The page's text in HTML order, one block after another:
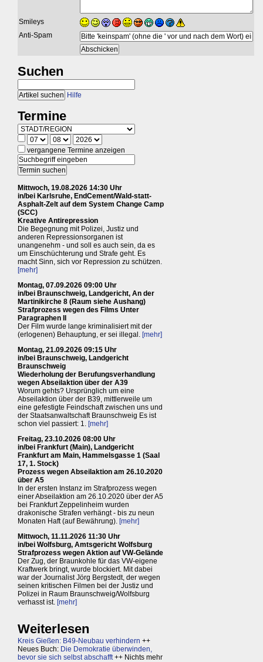
Smileys
Anti-Spam
Suchen
Hilfe
Termine
vergangene Termine anzeigen
Mittwoch, 19.08.2026 14:30 Uhr
in/bei Karlsruhe, EndCement/Wald-statt-
Asphalt-Zelt auf dem System Change Camp
(SCC)
Kreative Antirepression
Die Begegnung mit Polizei, Justiz und
anderen Repressionsorganen ist
unangenehm - und soll es auch sein, da es
um Einschüchterung und Strafe geht. Es
macht Sinn, sich vor Repression zu schützen.
[mehr]
Montag, 07.09.2026 09:00 Uhr
in/bei Braunschweig, Landgericht, An der
Martinikirche 8 (Raum siehe Aushang)
Strafprozess wegen des Films Unter
Paragraphen II
Der Film wurde lange kriminalisiert mit der
(erlogenen) Behauptung, er sei illegal. [mehr]
Montag, 21.09.2026 09:15 Uhr
in/bei Braunschweig, Landgericht
Braunschweig
Wiederholung der Berufungsverhandlung
wegen Abseilaktion über der A39
Worum gehts? Ursprünglich um eine
Abseilaktion über der B39, mittlerweile um
eine gefestigte Feindschaft zwischen uns und
der Staatsanwaltschaft Braunschweig Es ist
schon viel passiert: 1. [mehr]
Freitag, 23.10.2026 08:00 Uhr
in/bei Frankfurt (Main), Landgericht
Frankfurt am Main, Hammelsgasse 1 (Saal
17, 1. Stock)
Prozess wegen Abseilaktion am 26.10.2020
über A5
In der ersten Instanz im Strafprozess wegen
einer Abseilaktion am 26.10.2020 über der A5
bei Frankfurt Zeppelinheim wurden
drakonische Strafen verhängt - bis zu neun
Monaten Haft (auf Bewährung). [mehr]
Mittwoch, 11.11.2026 11:30 Uhr
in/bei Wolfsburg, Amtsgericht Wolfsburg
Strafprozess wegen Aktion auf VW-Gelände
Der Zug, der Braunkohle für das VW-eigene
Kraftwerk bringt, wurde blockiert. Mit dabei
war der Journalist Jörg Bergstedt, der wegen
seinen kritischen Filmen bei der Justiz und
Polizei in Raum Braunschweig/Wolfsburg
verhasst ist. [mehr]
Weiterlesen
Kreis Gießen: B49-Neubau verhindern ++
Neues Buch: Die Demokratie überwinden,
bevor sie sich selbst abschafft++ Nichts mehr